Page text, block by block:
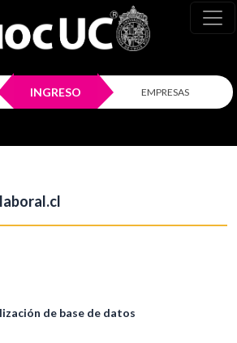
INGRESO EMPRESAS
de base de datos